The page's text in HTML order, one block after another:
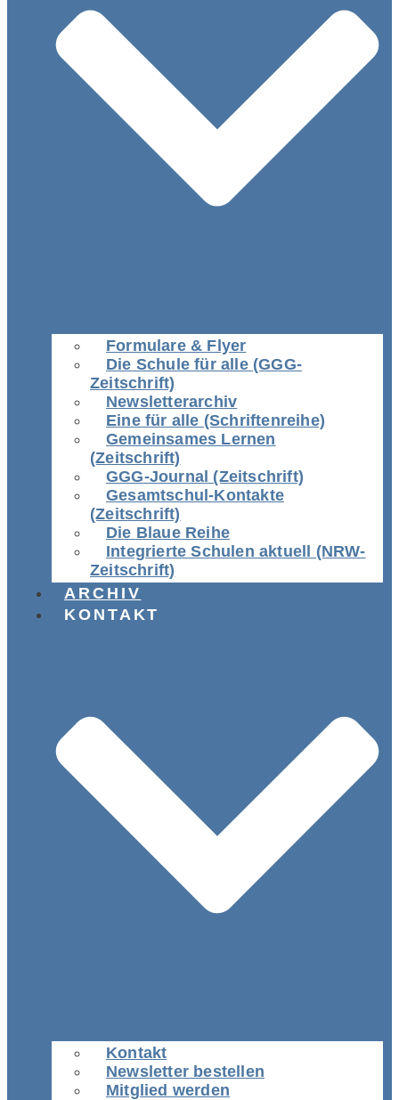
Formulare & Flyer
Die Schule für alle (GGG-
Zeitschrift)
Newsletterarchiv
Eine für alle (Schriftenreihe)
Gemeinsames Lernen
(Zeitschrift)
GGG-Journal (Zeitschrift)
Gesamtschul-Kontakte
(Zeitschrift)
Die Blaue Reihe
Integrierte Schulen aktuell (NRW-
Zeitschrift)
ARCHIV
KONTAKT
Kontakt
Newsletter bestellen
Mitglied werden